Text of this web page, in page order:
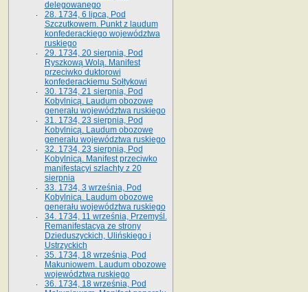
delegowanego
28. 1734, 6 lipca, Pod
Szczutkowem. Punkt z laudum
konfederackiego województwa
ruskiego
29. 1734, 20 sierpnia, Pod
Ryszkową Wolą. Manifest
przeciwko duktorowi
konfederackiemu Sołtykowi
30. 1734, 21 sierpnia, Pod
Kobylnicą. Laudum obozowe
generału województwa ruskiego
31. 1734, 23 sierpnia, Pod
Kobylnicą. Laudum obozowe
generału województwa ruskiego
32. 1734, 23 sierpnia, Pod
Kobylnicą. Manifest przeciwko
manifestacyi szlachty z 20
sierpnia
33. 1734, 3 września, Pod
Kobylnicą. Laudum obozowe
generału województwa ruskiego
34. 1734, 11 września, Przemyśl.
Remanifestacya ze strony
Dzieduszyckich, Ulińskiego i
Ustrzyckich
35. 1734, 18 września, Pod
Makuniowem. Laudum obozowe
województwa ruskiego
36. 1734, 18 września, Pod